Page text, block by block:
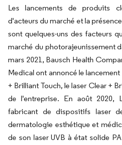
Les lancements de produits
d'acteurs du marché et la
sont quelques-uns des facteurs
marché du photorajeunissement
mars 2021, Bausch Health
Medical ont annoncé le
+ Brilliant Touch, le laser Clear +
de l'entreprise. En août 2020,
fabricant de dispositifs laser
dermatologie esthétique et
de son laser UVB à état solide